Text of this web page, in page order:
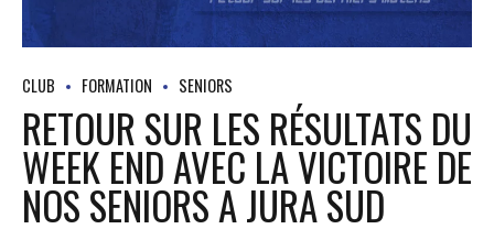
CLUB FORMATION SENIORS
RETOUR SUR LES RÉSULTATS DU
WEEK END AVEC LA VICTOIRE DE
NOS SENIORS A JURA SUD